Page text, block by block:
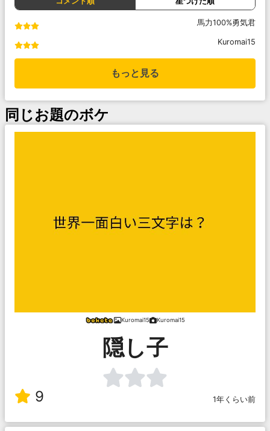
馬力100%勇気君
Kuromai15
もっと見る
同じお題のボケ
Kuromai15 Kuromai15
隠し子
9 1年くらい前